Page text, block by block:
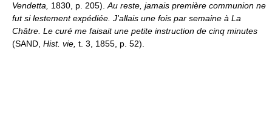
Vendetta, 1830, p. 205).Au reste, jamais première communion ne
fut si lestement expédiée. J'allais une fois par semaine à La
Châtre. Le curé me faisait une petite instruction de cinq minutes
(SAND, Hist. vie, t. 3, 1855, p. 52).